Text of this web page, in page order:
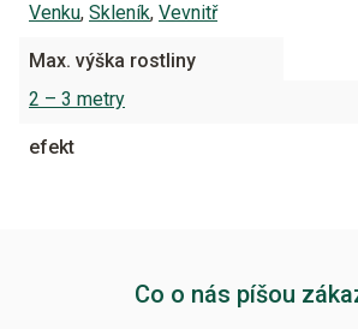
Venku, Skleník, Vevnitř
Max. výška rostliny
2 – 3 metry
efekt
Co o nás píšou